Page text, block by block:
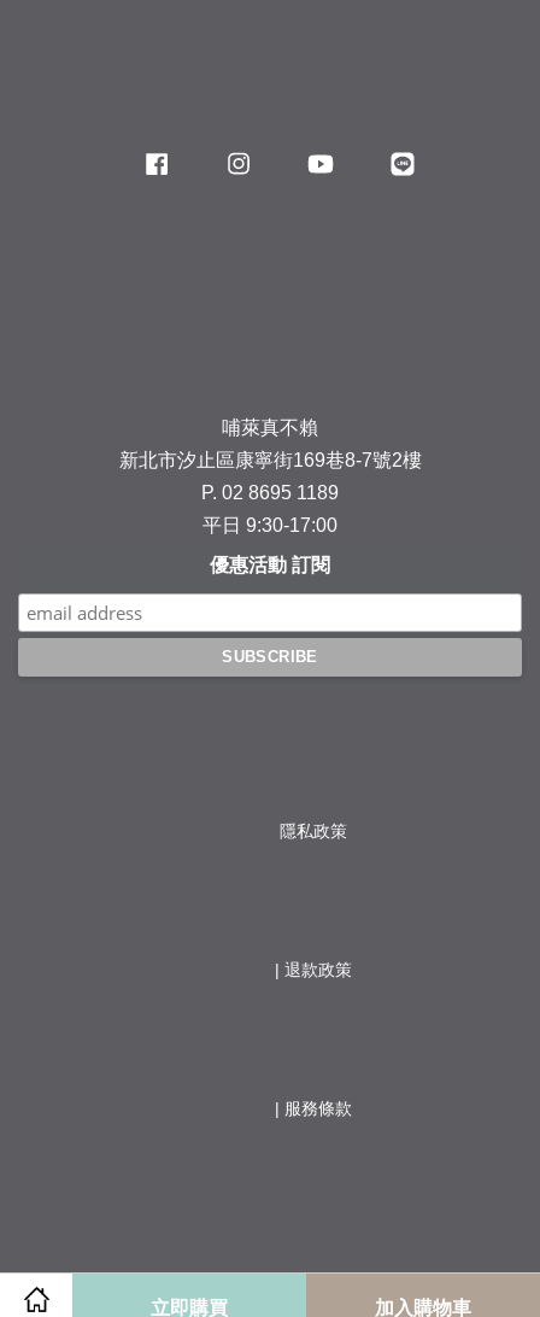
立即購買 加入購物車
哺萊真不賴
新北市汐止區康寧街169巷8-7號2樓
P. 02 8695 1189
平日 9:30-17:00
優惠活動 訂閱
隱私政策
退款政策
服務條款